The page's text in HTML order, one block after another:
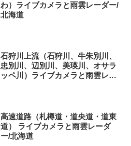
わ）ライブカメラと雨雲レーダー/
北海道
石狩川上流（石狩川、牛朱別川、
忠別川、辺別川、美瑛川、オサラ
ッペ川）ライブカメラと雨雲レー
高速道路（札樽道・道央道・道東
道） ライブカメラと雨雲レーダ
ー/北海道